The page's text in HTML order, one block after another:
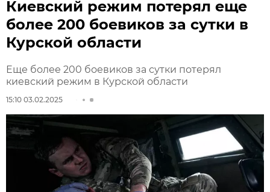
Киевский режим потерял еще
более 200 боевиков за сутки в
Курской области
Еще более 200 боевиков за сутки потерял
киевский режим в Курской области
15:10 03.02.2025